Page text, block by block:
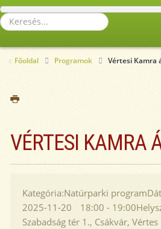
Keresés...
Főoldal Programok Vértesi Kamra
VÉRTESI KAMRA
Kategória:Natúrparki program
2025-11-20
18:00 - 19:00
Szabadság tér 1., Csákvár,